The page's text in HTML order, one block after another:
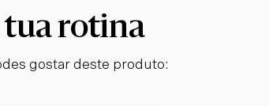
tua rotina
gostar deste produto: